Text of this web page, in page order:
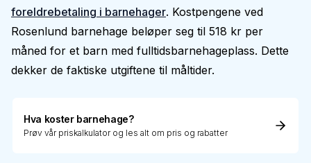
foreldrebetaling i barnehager. Kostpengene ved
Rosenlund barnehage beløper seg til 518 kr per
måned for et barn med fulltidsbarnehageplass. Dette
dekker de faktiske utgiftene til måltider.
Hva koster barnehage?
Prøv vår priskalkulator og les alt om pris og rabatter